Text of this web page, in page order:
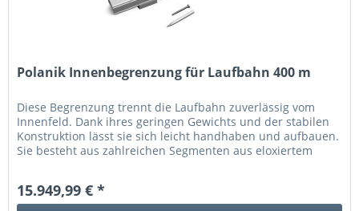
Polanik Innenbegrenzung für Laufbahn 400 m
Diese Begrenzung trennt die Laufbahn zuverlässig vom
Innenfeld. Dank ihres geringen Gewichts und der stabilen
Konstruktion lässt sie sich leicht handhaben und aufbauen.
Sie besteht aus zahlreichen Segmenten aus eloxiertem
15.949,99 € *